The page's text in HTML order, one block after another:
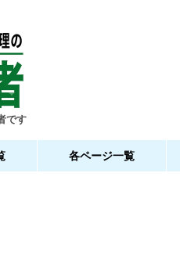
です
各ページ一覧